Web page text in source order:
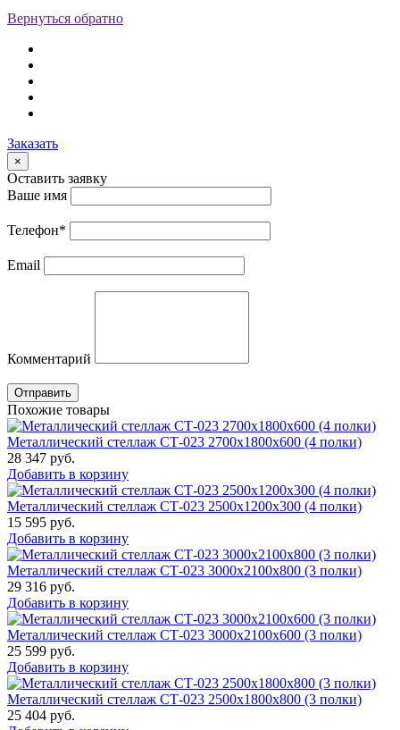
Вернуться обратно
Заказать
×
Оставить заявку
Ваше имя
Телефон*
Email
Комментарий
Отправить
Похожие товары
Металлический стеллаж СТ-023 2700x1800x600 (4 полки)
28 347 руб.
Добавить в корзину
Металлический стеллаж СТ-023 2500x1200x300 (4 полки)
15 595 руб.
Добавить в корзину
Металлический стеллаж СТ-023 3000x2100x800 (3 полки)
29 316 руб.
Добавить в корзину
Металлический стеллаж СТ-023 3000x2100x600 (3 полки)
25 599 руб.
Добавить в корзину
Металлический стеллаж СТ-023 2500x1800x800 (3 полки)
25 404 руб.